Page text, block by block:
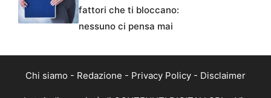
fattori che ti bloccano:
nessuno ci pensa mai
Chi siamo - Redazione - Privacy Policy - Disclaimer